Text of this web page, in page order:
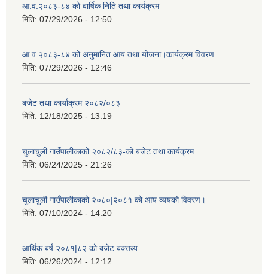
आ.व.२०८३-८४ को बार्षिक निति तथा कार्यक्रम
मिति: 07/29/2026 - 12:50
आ.व २०८३-८४ को अनुमानित आय तथा योजना।कार्यक्रम विवरण
मिति: 07/29/2026 - 12:46
बजेट तथा कार्याक्रम २०८२/०८३
मिति: 12/18/2025 - 13:19
चुलाचुली गाउँपालीकाको २०८२/८३-को बजेट तथा कार्यक्रम
मिति: 06/24/2025 - 21:26
चुलाचुली गाउँपालीकाको २०८०|२०८१ को आय व्ययको विवरण।
मिति: 07/10/2024 - 14:20
आर्थिक बर्ष २०८१|८२ को बजेट बक्त्तब्य
मिति: 06/26/2024 - 12:12